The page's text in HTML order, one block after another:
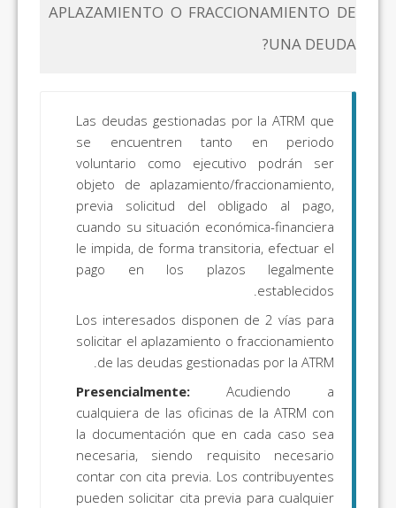
APLAZAMIENTO O FRACCIONAMIENTO DE
UNA DEUDA?
Las deudas gestionadas por la ATRM que
se encuentren tanto en periodo
voluntario como ejecutivo podrán ser
objeto de aplazamiento/fraccionamiento,
previa solicitud del obligado al pago,
cuando su situación económica-financiera
le impida, de forma transitoria, efectuar el
pago en los plazos legalmente
establecidos.
Los interesados disponen de 2 vías para
solicitar el aplazamiento o fraccionamiento
de las deudas gestionadas por la ATRM.
Presencialmente: Acudiendo a
cualquiera de las oficinas de la ATRM con
la documentación que en cada caso sea
necesaria, siendo requisito necesario
contar con cita previa. Los contribuyentes
pueden solicitar cita previa para cualquier